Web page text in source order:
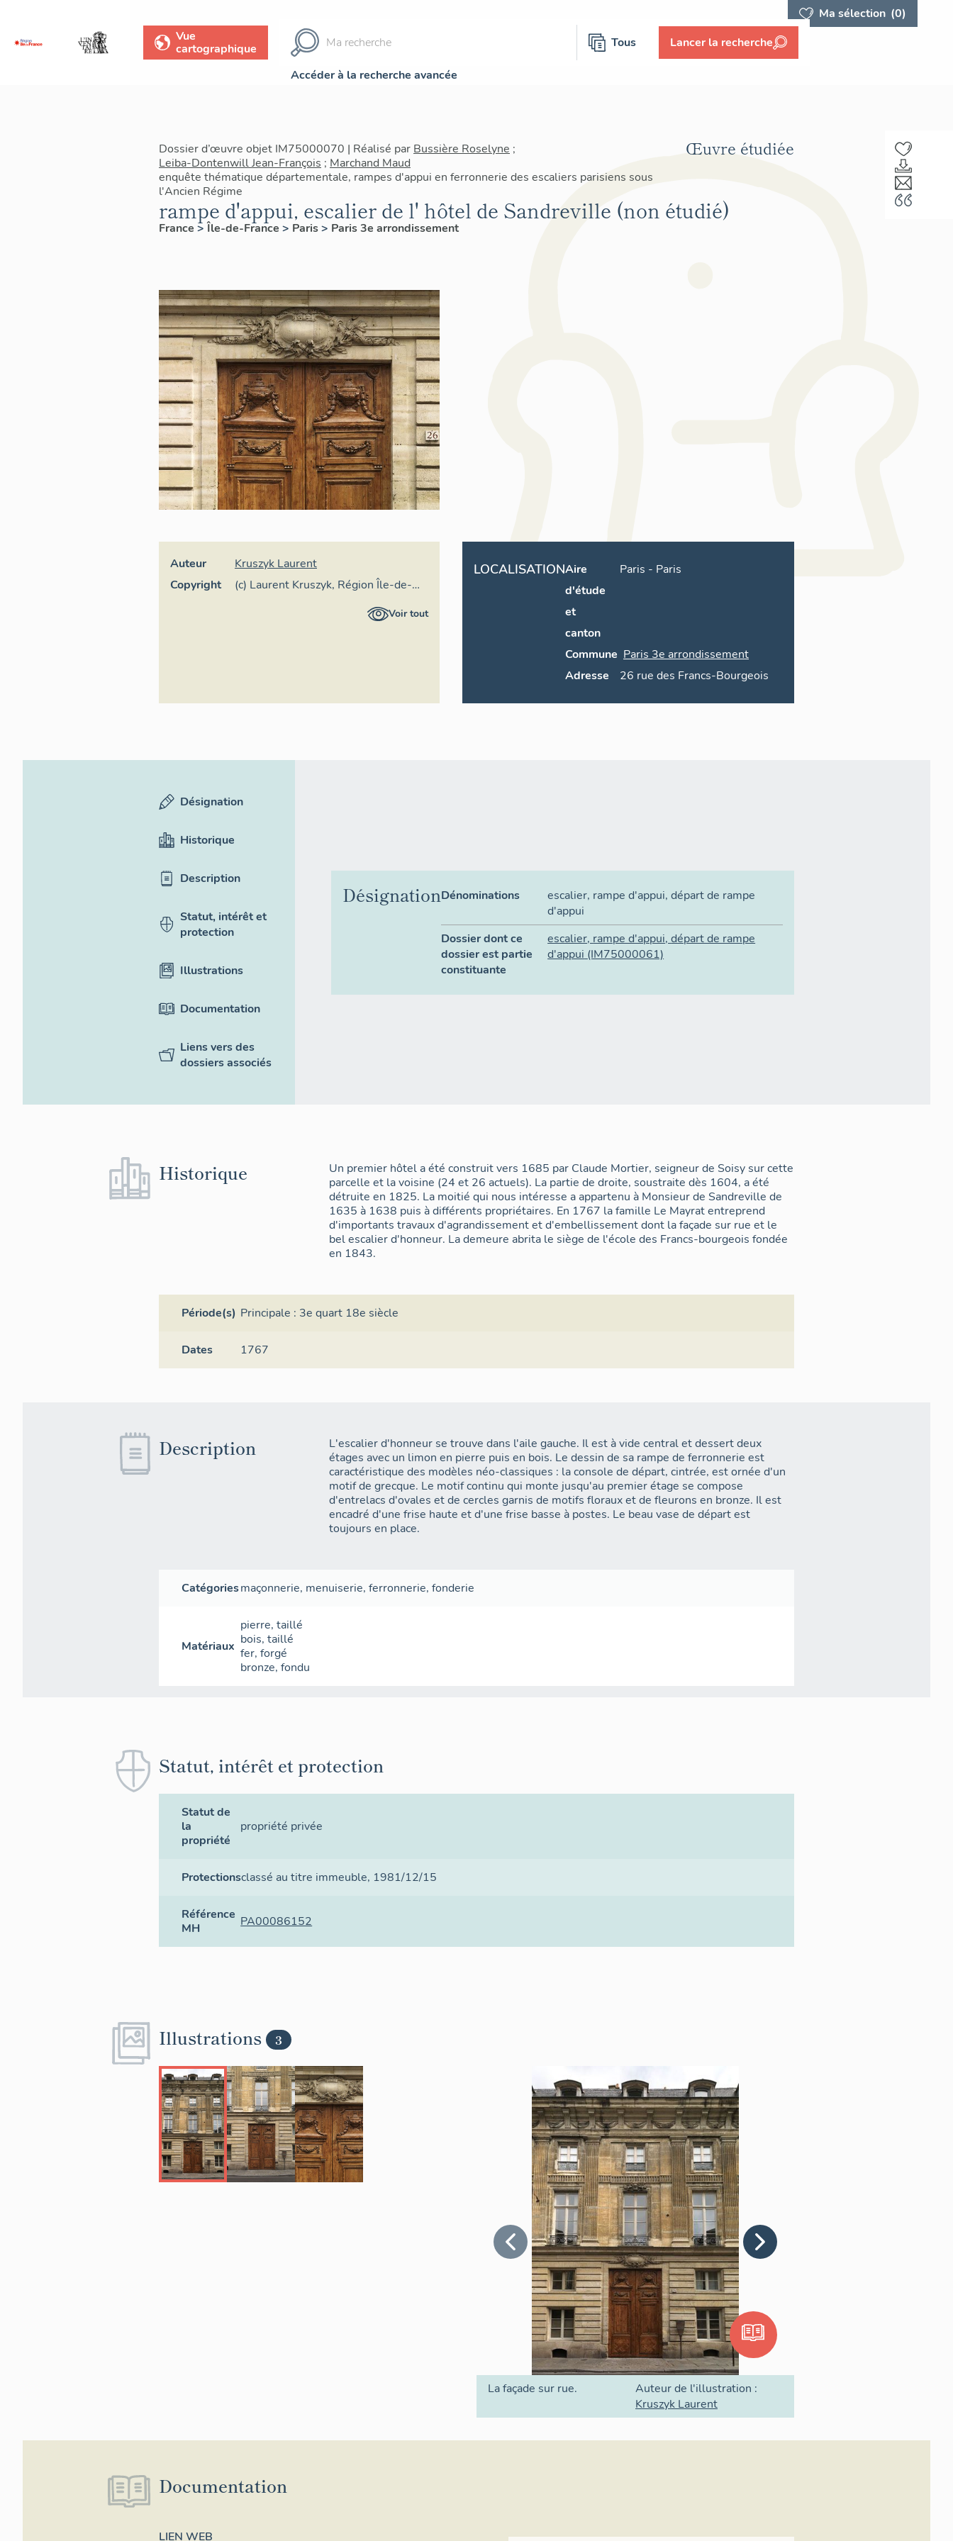
Ma sélection (0)
Vue
cartographique
Tous Lancer la recherche
Accéder à la recherche avancée
Dossier d’œuvre objet IM75000070 | Réalisé par Bussière Roselyne ;
Leiba-Dontenwill Jean-François ; Marchand Maud
enquête thématique départementale, rampes d'appui en ferronnerie des escaliers parisiens sous
l'Ancien Régime
rampe d'appui, escalier de l' hôtel de Sandreville (non étudié)
France > Île-de-France > Paris> Paris 3e arrondissement
Œuvre étudiée
Auteur
Kruszyk Laurent
Copyright
(c) Laurent Kruszyk, Région Île-de-
Voir tout
LOCALISATIONAire
d'étude
et
canton
Paris - Paris
Commune Paris 3e arrondissement
Adresse
26 rue des Francs-Bourgeois
Désignation
Historique
Description
Statut, intérêt et
protection
Illustrations
Documentation
Liens vers des
dossiers associés
DésignationDénominations escalier, rampe d'appui,départ de rampe
d'appui
Dossier dont ce
dossier est partie
constituante
escalier, rampe d'appui,départ de rampe
d'appui (IM75000061)
Historique
Un premier hôtel a été construit vers 1685 par Claude Mortier, seigneur de Soisy sur cette
parcelle et la voisine (24 et 26 actuels). La partie de droite, soustraite dès 1604, a été
détruite en 1825. La moitié qui nous intéresse a appartenu à Monsieur de Sandreville de
1635 à 1638 puis à différents propriétaires. En 1767 la famille Le Mayrat entreprend
d'importants travaux d'agrandissement et d'embellissement dont la façade sur rue et le
bel escalier d'honneur. La demeure abrita le siège de l'école des Francs-bourgeois fondée
en 1843.
Période(s) Principale : 3e quart 18e siècle
Dates 1767
Description
L'escalier d'honneur se trouve dans l'aile gauche. Il est à vide central et dessert deux
étages avec un limon en pierre puis en bois. Le dessin de sa rampe de ferronnerie est
caractéristique des modèles néo-classiques : la console de départ, cintrée, est ornée d'un
motif de grecque. Le motif continu qui monte jusqu'au premier étage se compose
d'entrelacs d'ovales et de cercles garnis de motifs floraux et de fleurons en bronze. Il est
encadré d'une frise haute et d'une frise basse à postes. Le beau vase de départ est
toujours en place.
Catégoriesmaçonnerie, menuiserie,ferronnerie,fonderie
Matériaux
pierre,taillé
bois,taillé
fer,forgé
bronze,fondu
Statut, intérêt et protection
Statut de
la
propriété
propriété privée
Protectionsclassé au titre immeuble, 1981/12/15
Référence
MH
PA00086152
Illustrations 3
La façade sur rue.
Auteur de l'illustration :
Kruszyk Laurent
Documentation
LIEN WEB